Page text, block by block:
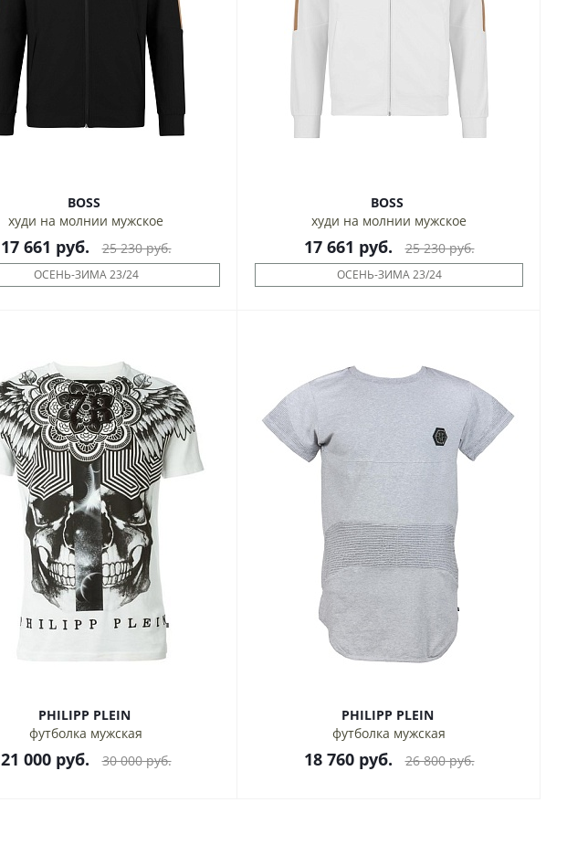
BOSS
худи на молнии мужское
17 661 руб. 25 230руб.
ОСЕНЬ-ЗИМА 23/24
BOSS
худи на молнии мужское
17 661 руб. 25 230руб.
ОСЕНЬ-ЗИМА 23/24
PHILIPP PLEIN
футболка мужская
21 000руб. 30 000руб.
PHILIPP PLEIN
футболка мужская
18 760руб. 26 800руб.